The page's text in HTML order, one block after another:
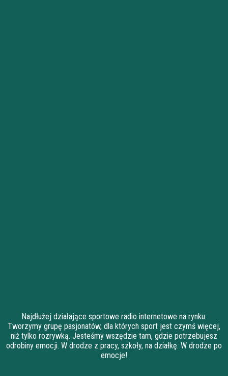
Najdłużej działające sportowe radio internetowe na rynku.
Tworzymy grupę pasjonatów, dla których sport jest czymś więcej,
niż tylko rozrywką. Jesteśmy wszędzie tam, gdzie potrzebujesz
odrobiny emocji. W drodze z pracy, szkoły, na działkę. W drodze po
emocje!